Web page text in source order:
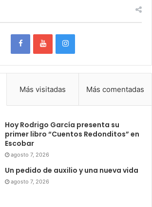
Más visitadas Más comentadas
Hoy Rodrigo García presenta su
primer libro “Cuentos Redonditos” en
Escobar
agosto 7, 2026
Un pedido de auxilio y una nueva vida
agosto 7, 2026